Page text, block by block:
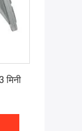
मिनी